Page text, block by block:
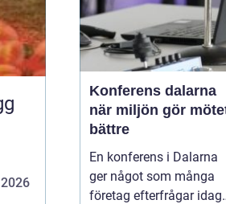
Konferens dalarna
när miljön gör
bättre
En konferens i Dalarna
ger något som många
företag efterfrågar idag: